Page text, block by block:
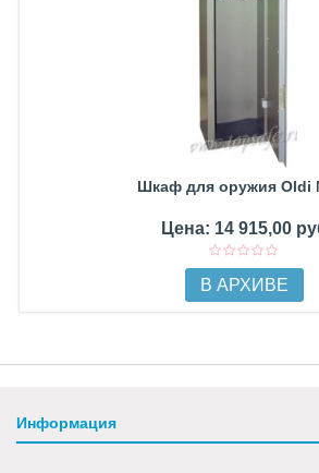
Шкаф для оружия Oldi
Цена: 14 915,00
В АРХИВЕ
Информация